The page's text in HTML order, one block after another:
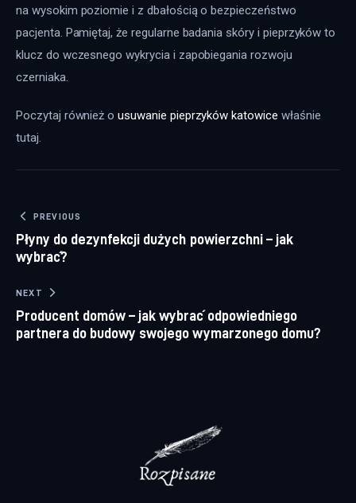
na wysokim poziomie i z dbałością o bezpieczeństwo
pacjenta. Pamiętaj, że regularne badania skóry i pieprzyków to
klucz do wczesnego wykrycia i zapobiegania rozwoju
czerniaka.
Poczytaj również o usuwanie pieprzyków katowice właśnie
tutaj.
Nawigacja wpisu
PREVIOUS
Płyny do dezynfekcji dużych powierzchni – jak
wybrać?
NEXT
Producent domów – jak wybrać odpowiedniego
partnera do budowy swojego wymarzonego domu?